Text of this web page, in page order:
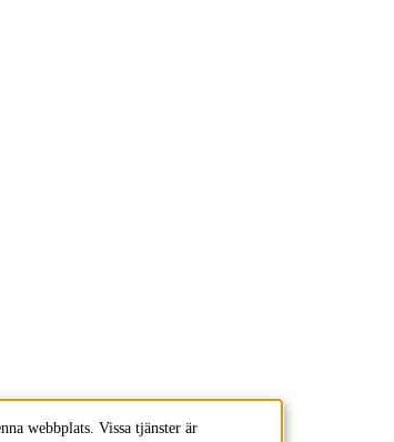
webbplats. Vissa tjänster är